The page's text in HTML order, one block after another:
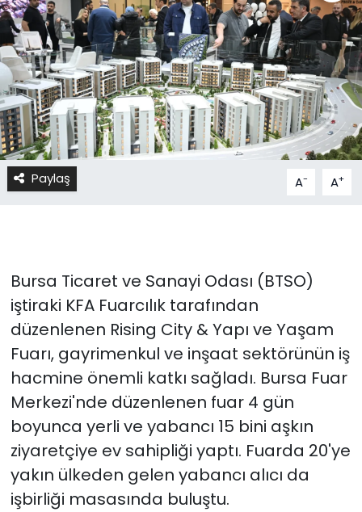
Paylaş A- A+
Bursa Ticaret ve Sanayi Odası (BTSO)
iştiraki KFA Fuarcılık tarafından
düzenlenen Rising City & Yapı ve Yaşam
Fuarı, gayrimenkul ve inşaat sektörünün iş
hacmine önemli katkı sağladı. Bursa Fuar
Merkezi'nde düzenlenen fuar 4 gün
boyunca yerli ve yabancı 15 bini aşkın
ziyaretçiye ev sahipliği yaptı. Fuarda 20'ye
yakın ülkeden gelen yabancı alıcı da
işbirliği masasında buluştu.